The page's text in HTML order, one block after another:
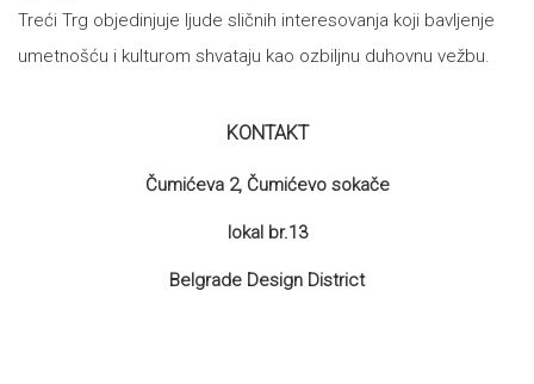
Treći Trg objedinjuje ljude sličnih interesovanja koji bavljenje
umetnošću i kulturom shvataju kao ozbiljnu duhovnu vežbu.
KONTAKT
Čumićeva 2, Čumićevo sokače
lokal br.13
Belgrade Design District